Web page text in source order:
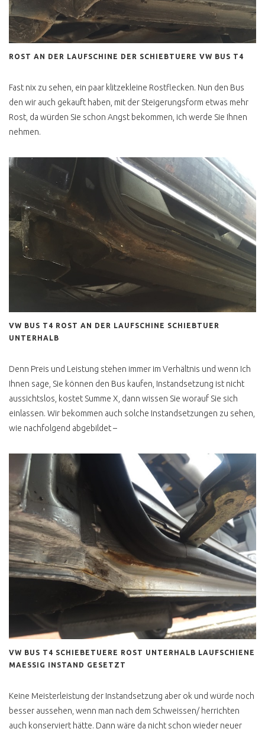
ROST AN DER LAUFSCHINE DER SCHIEBTUERE VW BUS T4
Fast nix zu sehen, ein paar klitzekleine Rostflecken. Nun den Bus
den wir auch gekauft haben, mit der Steigerungsform etwas mehr
Rost, da würden Sie schon Angst bekommen, ich werde Sie Ihnen
nehmen.
VW BUS T4 ROST AN DER LAUFSCHINE SCHIEBTUER
UNTERHALB
Denn Preis und Leistung stehen immer im Verhältnis und wenn Ich
Ihnen sage, Sie können den Bus kaufen, Instandsetzung ist nicht
aussichtslos, kostet Summe X, dann wissen Sie worauf Sie sich
einlassen. Wir bekommen auch solche Instandsetzungen zu sehen,
wie nachfolgend abgebildet –
VW BUS T4 SCHIEBETUERE ROST UNTERHALB LAUFSCHIENE
MAESSIG INSTAND GESETZT
Keine Meisterleistung der Instandsetzung aber ok und würde noch
besser aussehen, wenn man nach dem Schweissen/ herrichten
auch konserviert hätte. Dann wäre da nicht schon wieder neuer